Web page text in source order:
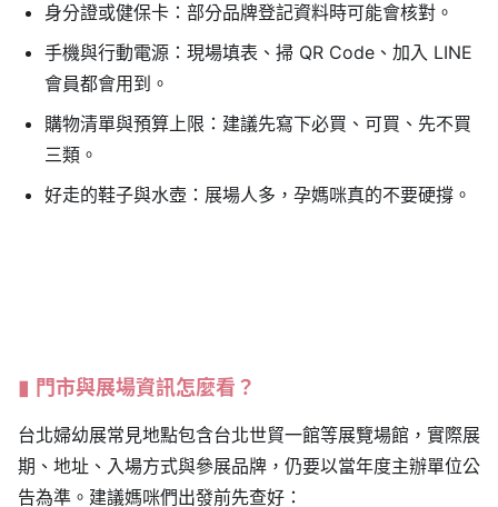
身分證或健保卡：部分品牌登記資料時可能會核對。
手機與行動電源：現場填表、掃 QR Code、加入 LINE
會員都會用到。
購物清單與預算上限：建議先寫下必買、可買、先不買
三類。
好走的鞋子與水壺：展場人多，孕媽咪真的不要硬撐。
門市與展場資訊怎麼看？
台北婦幼展常見地點包含台北世貿一館等展覽場館，實際展
期、地址、入場方式與參展品牌，仍要以當年度主辦單位公
告為準。建議媽咪們出發前先查好：